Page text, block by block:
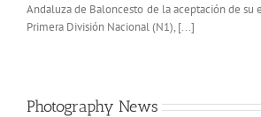
Andaluza de Baloncesto de la aceptación de su
Primera División Nacional (N1), [...]
Photography News